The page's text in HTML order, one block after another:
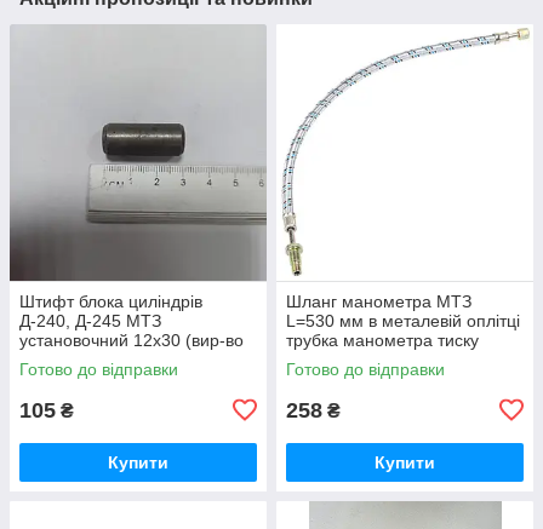
Штифт блока циліндрів
Д-240, Д-245 МТЗ
установочний 12х30 (вир-во
Україна) 50-1002034 / 50-
1002034-А
Готово до відправки
105 ₴
Купити
Шланг манометра МТЗ
L=530 мм в металевій оплітці
трубка манометра тиску
масла (вир-во Україна) 70-
3801180
Готово до відправки
258 ₴
Купити